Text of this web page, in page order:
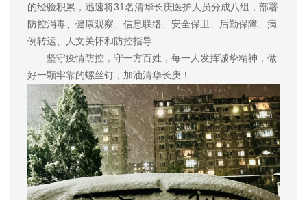
的经验积累，迅速将31名清华长庚医护人员分成八组，部署
防控消毒、健康观察、信息联络、安全保卫、后勤保障、病
例转运、人文关怀和防控指导……
坚守疫情防控，守一方百姓，每一人发挥诚挚精神，做
好一颗牢靠的螺丝钉，加油清华长庚！